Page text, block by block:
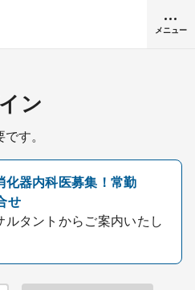
メニュー
ン
す。
器内科医募集！常勤
せ
タントからご案内いたし